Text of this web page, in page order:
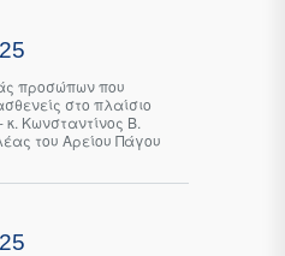
προσώπων που
στο πλαίσιο
κ. Κωνσταντίνος Β.
του Αρείου Πάγου